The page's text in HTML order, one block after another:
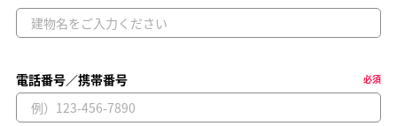
電話番号／携帯番号 必須